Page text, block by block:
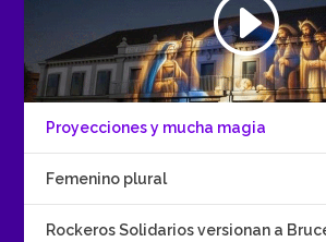
Proyecciones y mucha magia
Femenino plural
Rockeros Solidarios versionan a